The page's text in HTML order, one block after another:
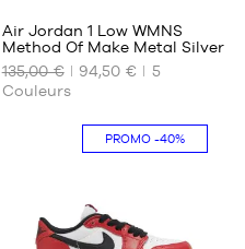
NOS
TAILLES
DISPONIBLES
39
Air Jordan 1 Low WMNS
Method Of Make Metal Silver
135,00 €
94,50 €
5
Couleurs
PROMO -40%